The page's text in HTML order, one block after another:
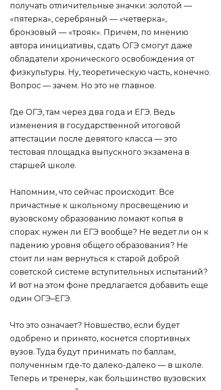
получать отличительные значки: золотой —
«пятерка», серебряный — «четверка»,
бронзовый — «трояк». Причем, по мнению
автора инициативы, сдать ОГЭ смогут даже
обладатели хронического освобождения от
физкультуры. Ну, теоретическую часть, конечно.
Вопрос — зачем. Но это не главное.
Где ОГЭ, там через два года и ЕГЭ. Ведь
изменения в государственной итоговой
аттестации после девятого класса — это
тестовая площадка выпускного экзамена в
старшей школе.
Напомним, что сейчас происходит. Все
причастные к школьному просвещению и
вузовскому образованию ломают копья в
спорах: нужен ли ЕГЭ вообще? Не ведет ли он к
падению уровня общего образования? Не
стоит ли нам вернуться к старой доброй
советской системе вступительных испытаний?
И вот на этом фоне предлагается добавить еще
один ОГЭ–ЕГЭ.
Что это означает? Новшество, если будет
одобрено и принято, коснется спортивных
вузов. Туда будут принимать по баллам,
полученным где-то далеко-далеко — в школе.
Теперь и тренеры, как большинство вузовских